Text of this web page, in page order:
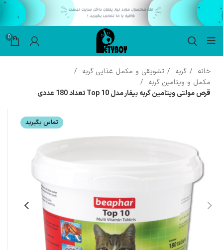
0
خانه گربه
تشویقی و مکمل غذایی گربه
مکمل و ویتامین گربه
قرص مولتی ویتامین گربه بیفار مدل Top 10 تعداد 180 عددی
تماس بگیرید